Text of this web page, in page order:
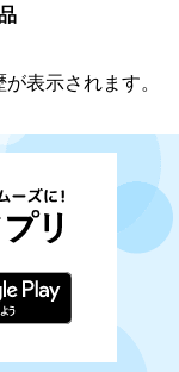
表示されます。